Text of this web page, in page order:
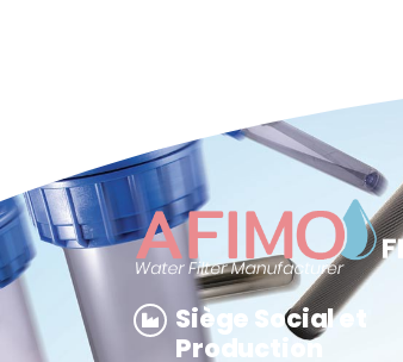
Siège Social et
Production